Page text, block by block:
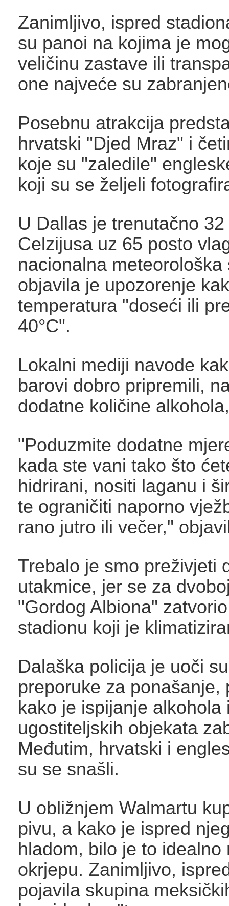
Zanimljivo, ispred
su panoi na kojima je
veličinu zastave ili
one najveće su
Posebnu atrakcija
hrvatski "Djed Mraz" i
koje su "zaledile"
koji su se željeli
U Dallas je trenutačno
Celzijusa uz 65 posto
nacionalna meteorološka
objavila je upozorenje
temperatura "doseći ili
40°C".
Lokalni mediji navode
barovi dobro pripremili,
dodatne količine
"Poduzmite dodatne
kada ste vani tako što
hidrirani, nositi laganu i
te ograničiti naporno
rano jutro ili večer,"
Trebalo je smo preživjeti
utakmice, jer se za
"Gordog Albiona"
stadionu koji je
Dalaška policija je uoči
preporuke za ponašanje,
kako je ispijanje alkohola
ugostiteljskih objekata
Međutim, hrvatski i
su se snašli.
U obližnjem Walmartu
pivu, a kako je ispred
hladom, bilo je to idealno
okrjepu. Zanimljivo,
pojavila skupina